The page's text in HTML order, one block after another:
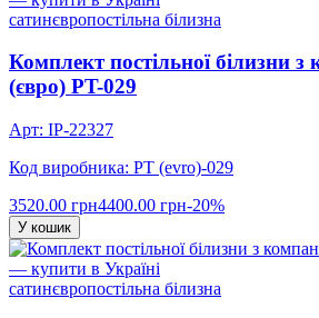
сатинєвропостільна білизна
Комплект постільної білизни
(євро) PT-029
Арт: IP-22327
Код виробника: PT (evro)-029
3520.00 грн4400.00 грн-20%
У кошик
сатинєвропостільна білизна